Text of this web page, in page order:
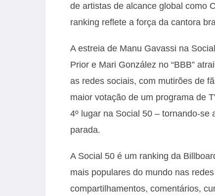
de artistas de alcance global como
ranking reflete a força da cantora
A estreia de Manu Gavassi na
Prior e Mari González no “BBB”
as redes sociais, com mutirões de
maior votação de um programa de
4º lugar na Social 50 – tornando-
parada.
A Social 50 é um ranking da
mais populares do mundo nas
compartilhamentos, comentários,